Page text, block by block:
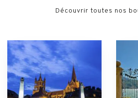
Découvrir toutes nos